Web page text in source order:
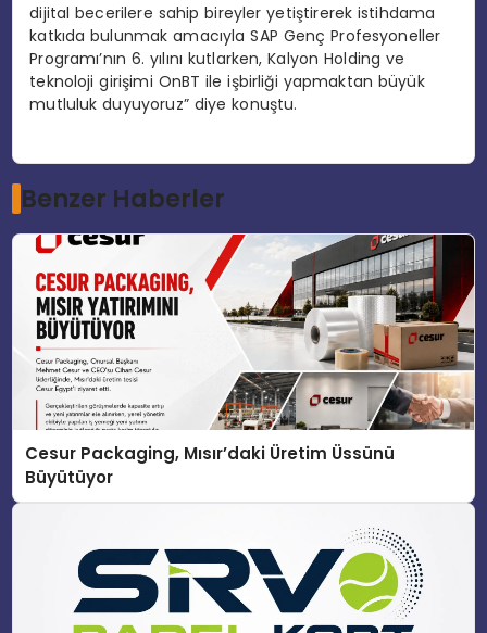
dijital becerilere sahip bireyler yetiştirerek istihdama
katkıda bulunmak amacıyla SAP Genç Profesyoneller
Programı’nın 6. yılını kutlarken, Kalyon Holding ve
teknoloji girişimi OnBT ile işbirliği yapmaktan büyük
mutluluk duyuyoruz” diye konuştu.
Benzer Haberler
Cesur Packaging, Mısır’daki Üretim Üssünü
Büyütüyor